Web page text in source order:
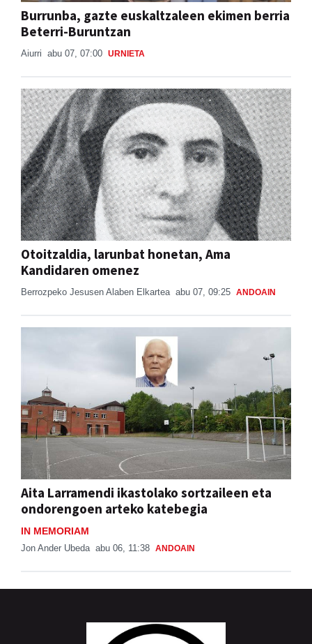
Burrunba, gazte euskaltzaleen ekimen berria
Beterri-Buruntzan
Aiurri abu 07, 07:00 URNIETA
Otoitzaldia, larunbat honetan, Ama
Kandidaren omenez
Berrozpeko Jesusen Alaben Elkartea abu 07, 09:25 ANDOAIN
Aita Larramendi ikastolako sortzaileen eta
ondorengoen arteko katebegia
IN MEMORIAM
Jon Ander Ubeda abu 06, 11:38 ANDOAIN